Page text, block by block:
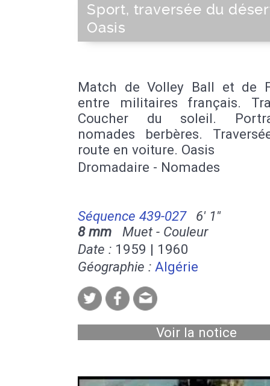
Sport, traversée du
Oasis
Match de Volley Ball et de
entre militaires français.
Coucher du soleil.
nomades berbères.
route en voiture. Oasis
Dromadaire - Nomades
Séquence 439-027
6' 1''
8 mm Muet - Couleur
Date : 1959 | 1960
Géographie : Algérie
Voir la notice